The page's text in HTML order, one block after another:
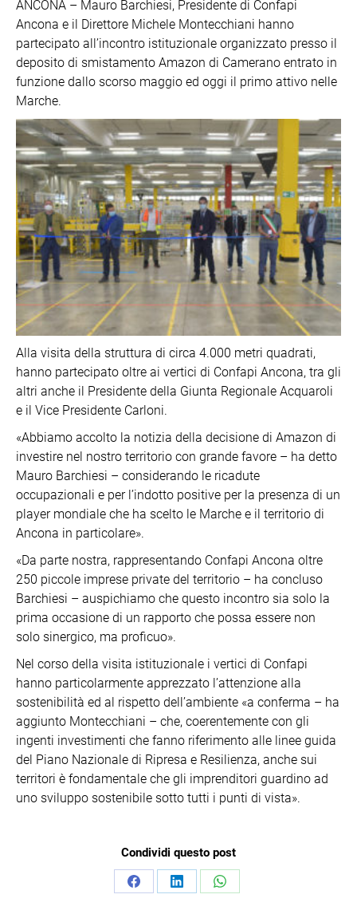
ANCONA – Mauro Barchiesi, Presidente di Confapi
Ancona e il Direttore Michele Montecchiani hanno
partecipato all’incontro istituzionale organizzato presso il
deposito di smistamento Amazon di Camerano entrato in
funzione dallo scorso maggio ed oggi il primo attivo nelle
Marche.
Alla visita della struttura di circa 4.000 metri quadrati,
hanno partecipato oltre ai vertici di Confapi Ancona, tra gli
altri anche il Presidente della Giunta Regionale Acquaroli
e il Vice Presidente Carloni.
«Abbiamo accolto la notizia della decisione di Amazon di
investire nel nostro territorio con grande favore – ha detto
Mauro Barchiesi – considerando le ricadute
occupazionali e per l’indotto positive per la presenza di un
player mondiale che ha scelto le Marche e il territorio di
Ancona in particolare».
«Da parte nostra, rappresentando Confapi Ancona oltre
250 piccole imprese private del territorio – ha concluso
Barchiesi – auspichiamo che questo incontro sia solo la
prima occasione di un rapporto che possa essere non
solo sinergico, ma proficuo».
Nel corso della visita istituzionale i vertici di Confapi
hanno particolarmente apprezzato l’attenzione alla
sostenibilità ed al rispetto dell’ambiente «a conferma – ha
aggiunto Montecchiani – che, coerentemente con gli
ingenti investimenti che fanno riferimento alle linee guida
del Piano Nazionale di Ripresa e Resilienza, anche sui
territori è fondamentale che gli imprenditori guardino ad
uno sviluppo sostenibile sotto tutti i punti di vista».
Condividi questo post
CondividiCondividiCondividi